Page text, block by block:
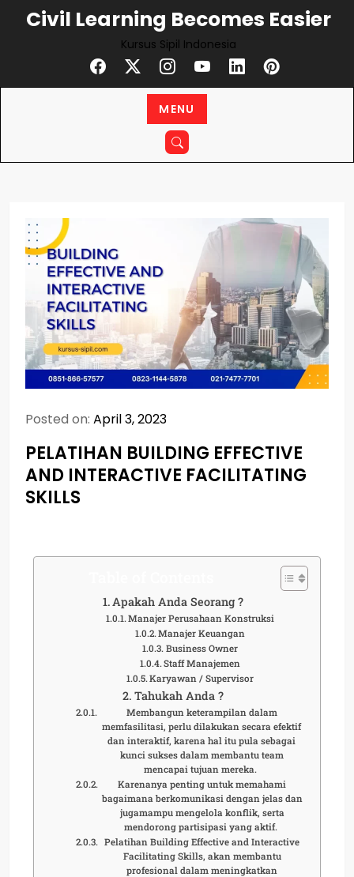
Civil Learning Becomes Easier
Kursus Sipil Indonesia
MENU
Posted on: April 3, 2023
PELATIHAN BUILDING EFFECTIVE
AND INTERACTIVE FACILITATING
SKILLS
Apakah Anda Seorang ?
Manajer Perusahaan Konstruksi
Manajer Keuangan
Business Owner
Staff Manajemen
Karyawan / Supervisor
Tahukah Anda ?
Membangun keterampilan dalam
memfasilitasi, perlu dilakukan secara efektif
dan interaktif, karena hal itu pula sebagai
kunci sukses dalam membantu team
mencapai tujuan mereka.
Karenanya penting untuk memahami
bagaimana berkomunikasi dengan jelas dan
jugamampu mengelola konflik, serta
mendorong partisipasi yang aktif.
Pelatihan Building Effective and Interactive
Facilitating Skills, akan membantu
profesional dalam meningkatkan